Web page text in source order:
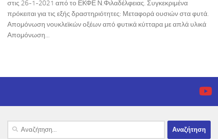
στις 26-1-2021 από το ΕΚΦΕ Ν.Φιλαδέλφειας. Συγκεκριμένα
πρόκειται για τις εξής δραστηριότητες: Μεταφορά ουσιών στα φυτά.
Απομόνωση νουκλεϊκών οξέων από φυτικά κύτταρα με απλά υλικά
Απομόνωση...
Αναζήτηση